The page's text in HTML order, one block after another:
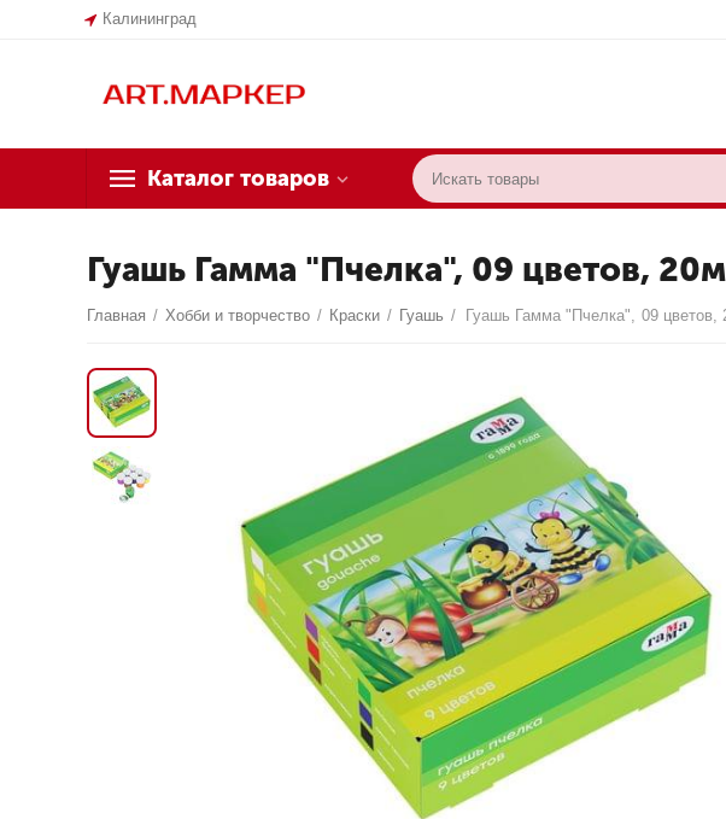
Калининград
Каталог товаров
Гуашь Гамма "Пчелка", 09 цветов,
Главная / Хобби и творчество / Краски / Гуашь /